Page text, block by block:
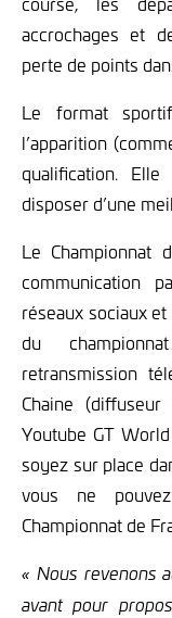
accrochages et
perte de points
Le format
l’apparition
qualification.
disposer d’une
Le Championnat
communication
réseaux sociaux
du
retransmission
Chaine
Youtube GT
soyez sur place
vous ne
Championnat de
« Nous revenons
avant pour